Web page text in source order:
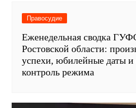
контроль режима